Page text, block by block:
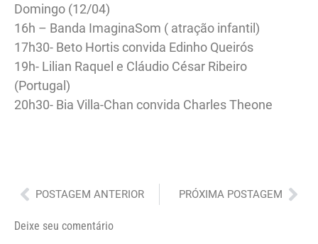
Domingo (12/04)
16h – Banda ImaginaSom ( atração infantil)
17h30- Beto Hortis convida Edinho Queirós
19h- Lilian Raquel e Cláudio César Ribeiro
(Portugal)
20h30- Bia Villa-Chan convida Charles Theone
Anterior
POSTAGEM ANTERIOR PRÓXIMA POSTAGEM
Deixe seu comentário